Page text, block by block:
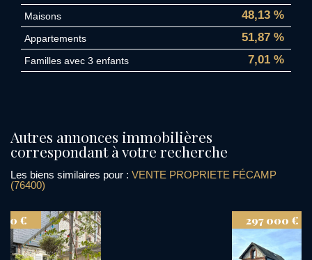
Maisons 48,13 %
Appartements 51,87 %
Familles avec 3 enfants 7,01 %
autres annonces immobilières
correspondant à votre recherche
Les biens similaires pour : VENTE PROPRIETE FÉCAMP
(76400)
297 000 €